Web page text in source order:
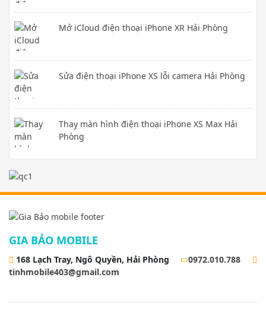
Mở iCloud điện thoại iPhone XR Hải Phòng
Sửa điện thoại iPhone XS lỗi camera Hải Phòng
Thay màn hình điện thoại iPhone XS Max Hải
Phòng
GIA BẢO MOBILE
168 Lạch Tray, Ngô Quyền, Hải Phòng
0972.010.788
tinhmobile403@gmail.com